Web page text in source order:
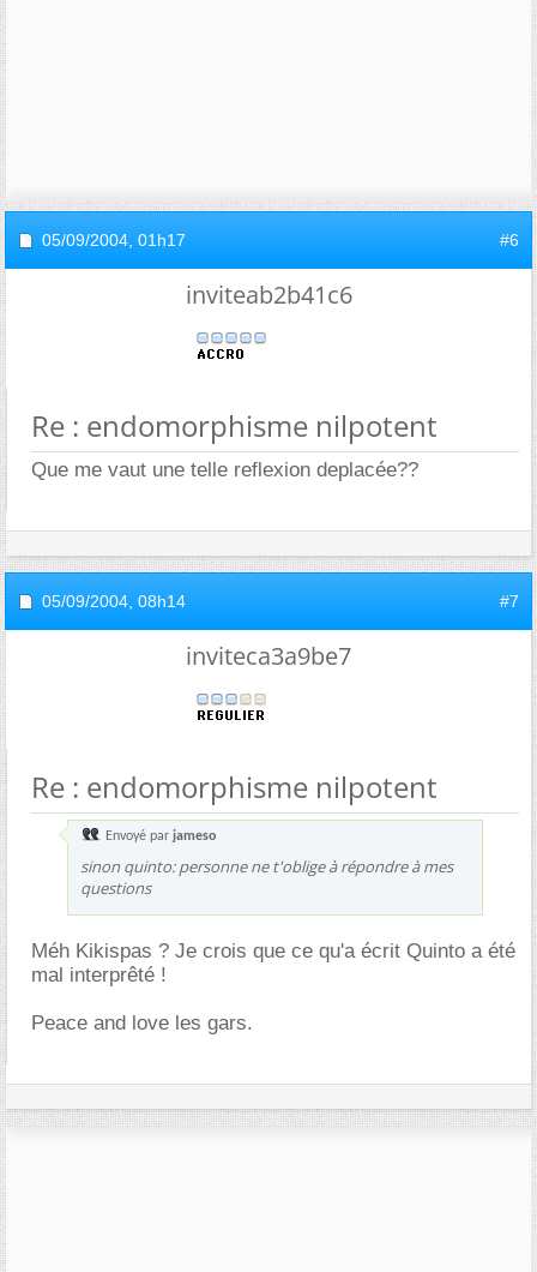
05/09/2004, 01h17 #6
inviteab2b41c6
Re : endomorphisme nilpotent
Que me vaut une telle reflexion deplacée??
05/09/2004, 08h14 #7
inviteca3a9be7
Re : endomorphisme nilpotent
Envoyé par jameso
sinon quinto: personne ne t'oblige à répondre à mes
questions
Méh Kikispas ? Je crois que ce qu'a écrit Quinto a été
mal interprêté !
Peace and love les gars.